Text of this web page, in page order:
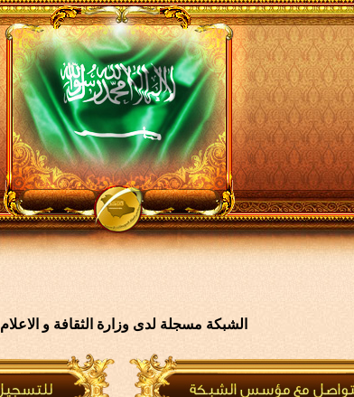
الشبكة مسجلة لدى وزارة الثقافة و الاعلام